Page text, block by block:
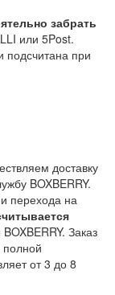
забрать
или 5Post.
подсчитана при
доставку
BOXBERRY.
перехода на
Заказ
полной
от 3 до 8